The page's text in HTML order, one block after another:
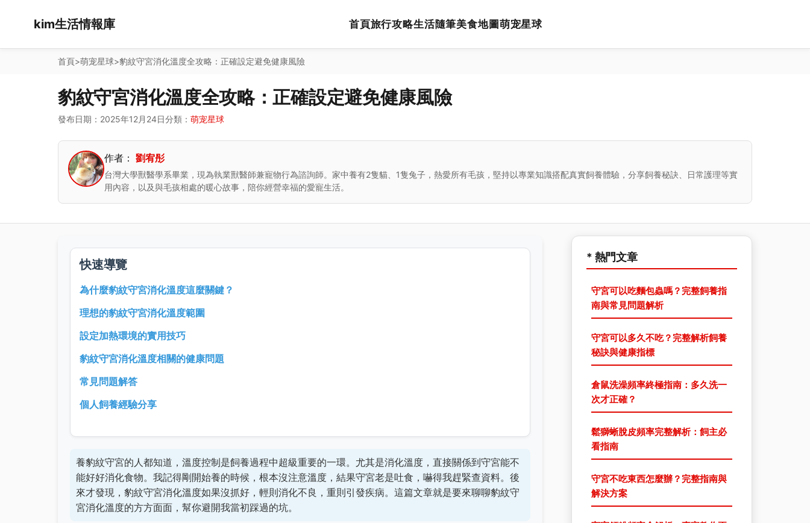
kim生活情報庫 首頁旅行攻略生活隨筆美食地圖萌宠星球
首頁>萌宠星球>豹紋守宮消化溫度全攻略：正確設定避免健康風險
豹紋守宮消化溫度全攻略：正確設定避免健康風險
發布日期：2025年12月24日分類： 萌宠星球
作者： 劉宥彤
台灣大學獸醫學系畢業，現為執業獸醫師兼寵物行為諮詢師。家中養有2隻貓、1隻兔子，熱愛所有毛孩，堅持以專業知識搭配真實飼養體驗，分享飼養秘訣、日常護理等實
用內容，以及與毛孩相處的暖心故事，陪你經營幸福的愛寵生活。
快速導覽
為什麼豹紋守宮消化溫度這麼關鍵？
理想的豹紋守宮消化溫度範圍
設定加熱環境的實用技巧
豹紋守宮消化溫度相關的健康問題
常見問題解答
個人飼養經驗分享
養豹紋守宮的人都知道，溫度控制是飼養過程中超級重要的一環。尤其是消化溫度，直接關係到守宮能不
能好好消化食物。我記得剛開始養的時候，根本沒注意溫度，結果守宮老是吐食，嚇得我趕緊查資料。後
來才發現，豹紋守宮消化溫度如果沒抓好，輕則消化不良，重則引發疾病。這篇文章就是要來聊聊豹紋守
宮消化溫度的方方面面，幫你避開我當初踩過的坑。
* 熱門文章
守宮可以吃麵包蟲嗎？完整飼養指
南與常見問題解析
守宮可以多久不吃？完整解析飼養
秘訣與健康指標
倉鼠洗澡頻率終極指南：多久洗一
次才正確？
鬆獅蜥脫皮頻率完整解析：飼主必
看指南
守宮不吃東西怎麼辦？完整指南與
解決方案